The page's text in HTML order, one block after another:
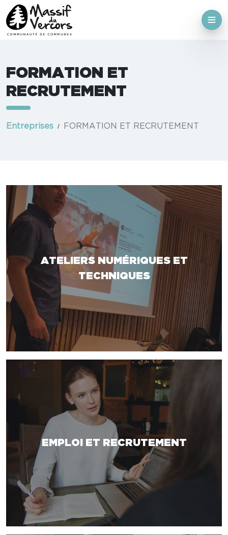
FORMATION ET
RECRUTEMENT
Entreprises FORMATION ET RECRUTEMENT
ATELIERS NUMÉRIQUES ET
TECHNIQUES
EMPLOI ET RECRUTEMENT